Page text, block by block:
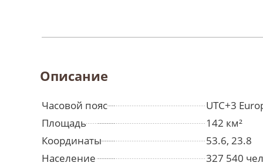
Описание
Часовой пояс
UTC+3
Площадь
142 км²
Координаты
53.6, 23.8
Население
327 540